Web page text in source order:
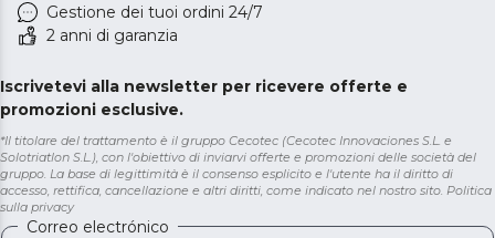
Gestione dei tuoi ordini 24/7
2 anni di garanzia
Iscrivetevi alla newsletter per ricevere offerte e
promozioni esclusive.
*Il titolare del trattamento è il gruppo Cecotec (Cecotec Innovaciones S.L. e
Solotriatlon S.L.), con l'obiettivo di inviarvi offerte e promozioni delle società del
gruppo. La base di legittimità è il consenso esplicito e l'utente ha il diritto di
accesso, rettifica, cancellazione e altri diritti, come indicato nel nostro sito. Politica
sulla privacy
Correo electrónico